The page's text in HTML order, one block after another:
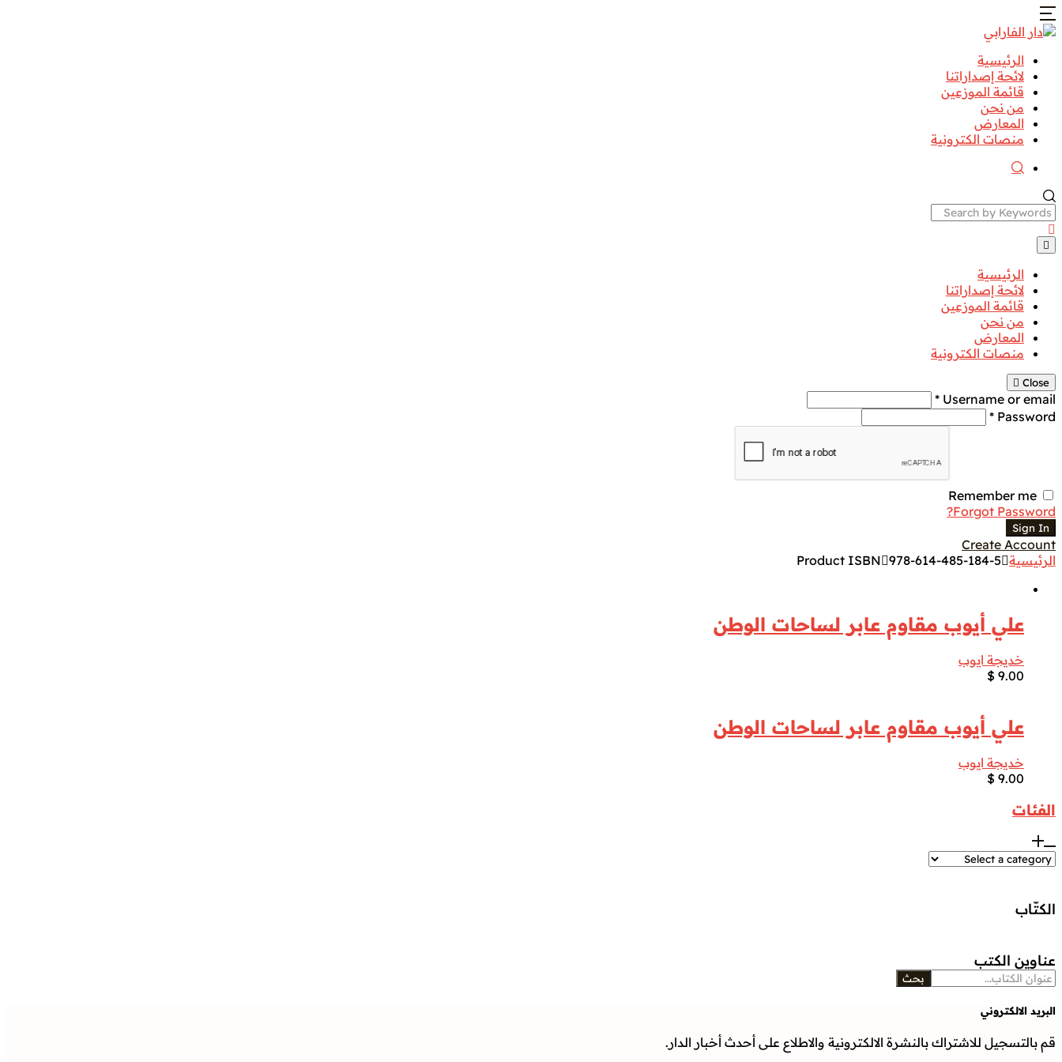
الرئيسية
لائحة إصداراتنا
قائمة الموزعين
من نحن
المعارض
منصات الكترونية
Search
الرئيسية
لائحة إصداراتنا
قائمة الموزعين
من نحن
المعارض
منصات الكترونية
Close
Username or email *
Password *
Remember me
Forgot Password?
Sign In
Create Account
الرئيسية
Product ISBN 978-614-485-184-5
علي أيوب مقاوم عابر لساحات الوطن
خديجة ايوب
$ 9.00
علي أيوب مقاوم عابر لساحات الوطن
خديجة ايوب
$ 9.00
الفئات
الكتّاب
عناوين الكتب
بحث
البريد الالكتروني
قم بالتسجيل للاشتراك بالنشرة الالكترونية والاطلاع على أحدث أخبار الدار.